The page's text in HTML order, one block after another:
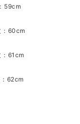
59cm
：60cm
61cm
62cm